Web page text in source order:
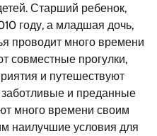
Старший ребенок,
году, а младшая дочь,
проводит много времени
совместные прогулки,
и путешествуют
и преданные
много времени своим
наилучшие условия для